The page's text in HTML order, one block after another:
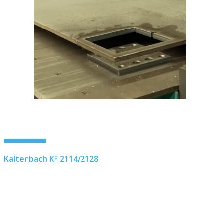
Kaltenbach KF 2114/2128